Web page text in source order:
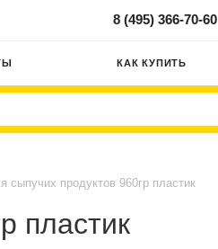
8 (495) 366-70-60
КАК КУПИТЬ
сыпучих продуктов 960гр пластик
пластик